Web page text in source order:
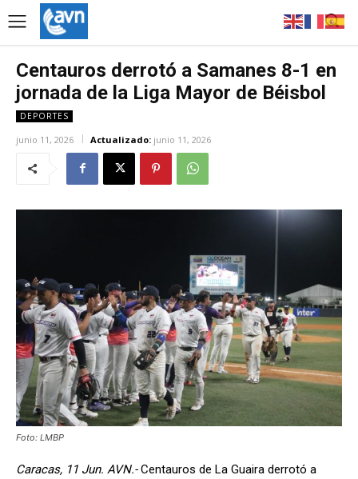
Centauros derrotó a Samanes 8-1 en
jornada de la Liga Mayor de Béisbol
DEPORTES
junio 11, 2026 Actualizado: junio 11, 2026
Foto: LMBP
Caracas, 11 Jun. AVN.-Centauros de La Guaira derrotó a